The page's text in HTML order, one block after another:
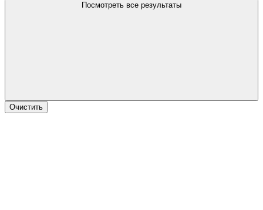
Посмотреть все результаты
Очистить